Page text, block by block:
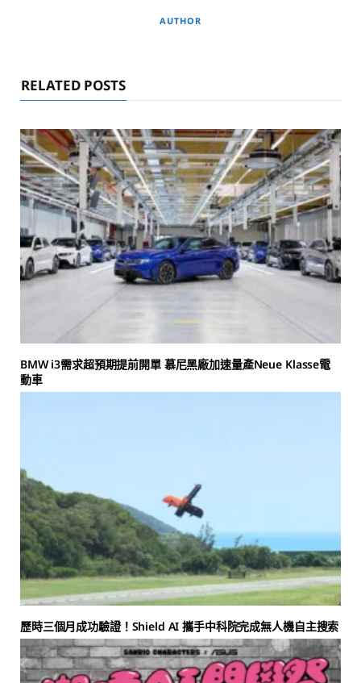
AUTHOR
RELATED POSTS
BMW i3需求超預期提前開單 慕尼黑廠加速量產Neue Klasse電
動車
歷時三個月成功驗證！Shield AI 攜手中科院完成無人機自主搜索